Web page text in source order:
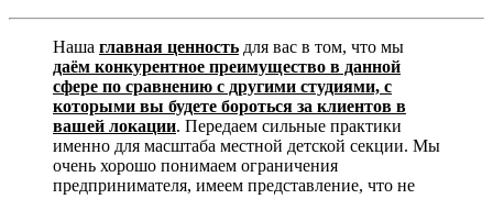
Наша главная ценность для вас в том, что мы
даём конкурентное преимущество в данной
сфере по сравнению с другими студиями, с
которыми вы будете бороться за клиентов в
вашей локации. Передаем сильные практики
именно для масштаба местной детской секции. Мы
очень хорошо понимаем ограничения
предпринимателя, имеем представление, что не